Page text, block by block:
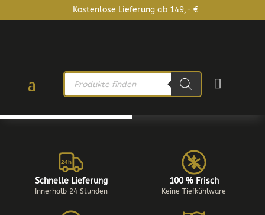
Kostenlose Lieferung ab 149,- €
PRODUCTS
SEARCH

24h
Schnelle Lieferung
Innerhalb 24 Stunden
100 % Frisch
Keine Tiefkühlware